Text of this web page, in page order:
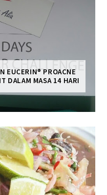
EUCERIN® PROACNE
DALAM MASA 14 HARI